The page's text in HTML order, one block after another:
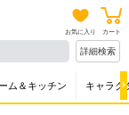
お気に入り カート
詳細検索
ム＆キッチン キャラク